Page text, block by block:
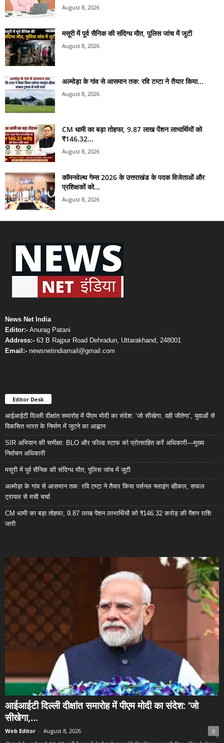
August 8, 2026
मसूरी में पूर्व सैनिक की संदिग्ध मौत, पुलिस जांच में जुटी
August 8, 2026
अल्मोड़ा के गांव से आसमान तक: रवि टम्टा ने तैयार किया...
August 8, 2026
CM धामी का बड़ा तोहफा, 9.87 लाख पेंशन लाभार्थियों को
₹146.32...
August 8, 2026
कॉमनवेल्थ गेम्स 2026 के उत्तराखंड के पदक विजेताओं और
प्रशिक्षकों को...
August 8, 2026
News Net India
Editor:- Anurag Patani
Address:- 63 B Rajpur Road Dehradun, Uttarakhand, 248001
Email:- newsnetindiamail@gmail.com
Editor Desk
आईआईटी दिल्ली दीक्षांत समारोह में पीएम मोदी का संदेश: ‘जो सीखेगा, वही जीतेगा’, युवाओं से
विकसित भारत के निर्माण में जुटने का आह्वान
SIR अभियान की समीक्षा: BLO और फील्ड स्टाफ को प्रोत्साहित करें अधिकारी—मुख्य
निर्वाचन अधिकारी
मसूरी में पूर्व सैनिक की संदिग्ध मौत, पुलिस जांच में जुटी
अल्मोड़ा के गांव से आसमान तक: रवि टम्टा ने तैयार किया पर्सनल फ्लाइंग व्हीकल, सफल
ट्रायल से मची चर्चा
CM धामी का बड़ा तोहफा, 9.87 लाख पेंशन लाभार्थियों को ₹146.32 करोड़ की पेंशन राशि
जारी
आईआईटी दिल्ली दीक्षांत समारोह में पीएम मोदी का संदेश: ‘जो
सीखेगा,...
Web Editor - August 8, 2026 0